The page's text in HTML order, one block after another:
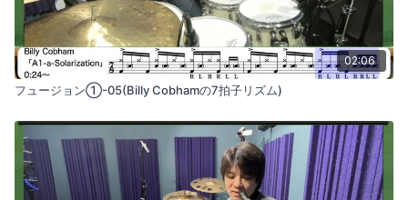
02:06
フュージョン①-05(Billy Cobhamの7拍子リズム)